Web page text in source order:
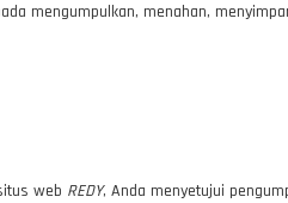
mengumpulkan, menahan,
web REDY, Anda menyetujui